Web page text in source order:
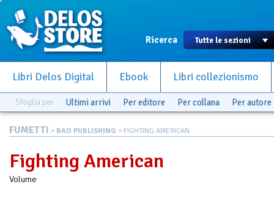
Ricerca
Libri Delos Digital Ebook Libri collezionismo
Sfoglia per Ultimi arrivi Per editore Per collana Per autore
FUMETTI > BAO PUBLISHING > FIGHTING AMERICAN
Fighting American
Volume